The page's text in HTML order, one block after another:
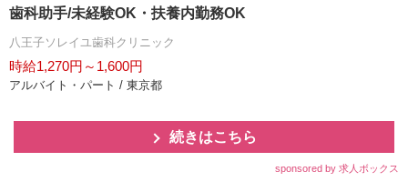
歯科助手/未経験OK・扶養内勤務OK
八王子ソレイユ歯科クリニック
時給1,270円～1,600円
アルバイト・パート / 東京都
続きはこちら
sponsored by 求人ボックス